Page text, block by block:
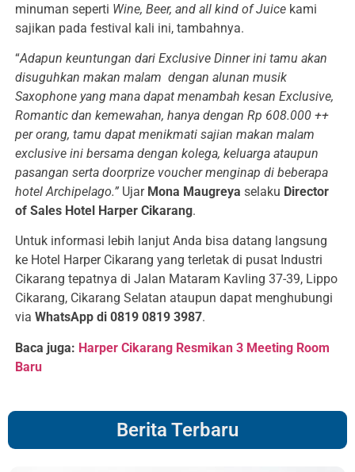
minuman seperti Wine, Beer, and all kind of Juice kami
sajikan pada festival kali ini, tambahnya.
“Adapun keuntungan dari Exclusive Dinner ini tamu akan
disuguhkan makan malam dengan alunan musik
Saxophone yang mana dapat menambah kesan Exclusive,
Romantic dan kemewahan, hanya dengan Rp 608.000 ++
per orang, tamu dapat menikmati sajian makan malam
exclusive ini bersama dengan kolega, keluarga ataupun
pasangan serta doorprize voucher menginap di beberapa
hotel Archipelago.” Ujar Mona Maugreya selaku Director
of Sales Hotel Harper Cikarang.
Untuk informasi lebih lanjut Anda bisa datang langsung
ke Hotel Harper Cikarang yang terletak di pusat Industri
Cikarang tepatnya di Jalan Mataram Kavling 37-39, Lippo
Cikarang, Cikarang Selatan ataupun dapat menghubungi
via WhatsApp di 0819 0819 3987.
Baca juga: Harper Cikarang Resmikan 3 Meeting Room
Baru
Berita Terbaru